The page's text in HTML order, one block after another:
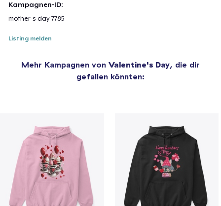
Kampagnen-ID:
mother-s-day-7785
Listing melden
Mehr Kampagnen von Valentine's Day, die dir
gefallen könnten: